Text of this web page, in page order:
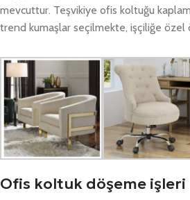
mevcuttur. Teşvikiye ofis koltuğu
trend kumaşlar seçilmekte, işçiliğe özel
Ofis koltuk döşeme işleri